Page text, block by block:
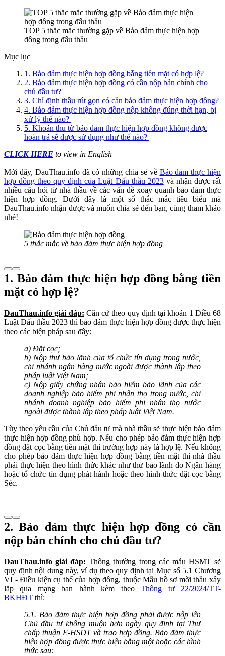
TOP 5 thắc mắc thường gặp về Bảo đảm thực hiện hợp
đồng trong đấu thầu
Mục lục
1. Bảo đảm thực hiện hợp đồng bằng tiền mặt có hợp lệ?
2. Bảo đảm thực hiện hợp đồng có cần nộp bản chính cho
chủ đầu tư?
3. Chỉ định thầu rút gọn có cần bảo đảm thực hiện hợp đồng?
4. Bảo đảm thực hiện hợp đồng nộp không đúng thời hạn, bị
xử lý thế nào?
5. Khoản thu từ bảo đảm thực hiện hợp đồng không được
hoàn trả sẽ được sử dụng như thế nào?
CLICK HERE to view in English
Mới đây, DauThau.info đã có những chia sẻ về Bảo đảm thực hiện
hợp đồng theo quy định của Luật Đấu thầu 2023và nhận được rất
nhiều câu hỏi từ nhà thầu về các vấn đề xoay quanh bảo đảm thực
hiện hợp đồng. Dưới đây là một số thắc mắc tiêu biểu mà
DauThau.info nhận được và muốn chia sẻ đến bạn, cùng tham khảo
nhé!
5 thắc mắc về bảo đảm thực hiện hợp đồng
1. Bảo đảm thực hiện hợp đồng bằng tiền
mặt có hợp lệ?
DauThau.info giải đáp: Căn cứ theo quy định tại khoản 1 Điều 68
Luật Đấu thầu 2023 thì bảo đảm thực hiện hợp đồng được thực hiện
theo các biện pháp sau đây:
a) Đặt cọc;
b) Nộp thư bảo lãnh của tổ chức tín dụng trong nước,
chi nhánh ngân hàng nước ngoài được thành lập theo
pháp luật Việt Nam;
c) Nộp giấy chứng nhận bảo hiểm bảo lãnh của các
doanh nghiệp bảo hiểm phi nhân thọ trong nước, chi
nhánh doanh nghiệp bảo hiểm phi nhân thọ nước
ngoài được thành lập theo pháp luật Việt Nam.
Tùy theo yêu cầu của Chủ đầu tư mà nhà thầu sẽ thực hiện bảo đảm
thực hiện hợp đồng phù hợp. Nếu cho phép bảo đảm thực hiện hợp
đồng đặt cọc bằng tiền mặt thì trường hợp này là hợp lệ. Nếu không
cho phép bảo đảm thực hiện hợp đồng bằng tiền mặt thì nhà thầu
phải thực hiện theo hình thức khác như thư bảo lãnh do Ngân hàng
hoặc tổ chức tín dụng phát hành hoặc theo hình thức đặt cọc bằng
Séc.
2. Bảo đảm thực hiện hợp đồng có cần
nộp bản chính cho chủ đầu tư?
DauThau.info giải đáp: Thông thường trong các mẫu HSMT sẽ
quy định nội dung này, ví dụ theo quy định tại Mục số 5.1 Chương
VI - Điều kiện cụ thể của hợp đồng, thuộc Mẫu hồ sơ mời thầu xây
lắp qua mạng ban hành kèm theoThông tư 22/2024/TT-
BKHĐT thì:
5.1. Bảo đảm thực hiện hợp đồng phải được nộp lên
Chủ đầu tư không muộn hơn ngày quy định tại Thư
chấp thuận E-HSDT và trao hợp đồng. Bảo đảm thực
hiện hợp đồng được thực hiện bằng một hoặc các hình
thức sau: